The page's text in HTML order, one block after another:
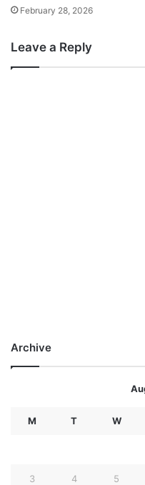
February 28, 2026
Leave a Reply
Archive
M T W
3 4 5